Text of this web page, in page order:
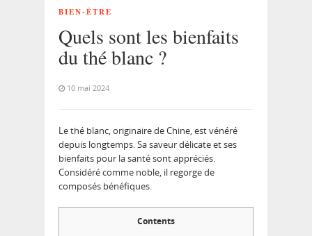
BIEN-ÊTRE
Quels sont les bienfaits
du thé blanc ?
10 mai 2024
Le thé blanc, originaire de Chine, est vénéré
depuis longtemps. Sa saveur délicate et ses
bienfaits pour la santé sont appréciés.
Considéré comme noble, il regorge de
composés bénéfiques.
Contents